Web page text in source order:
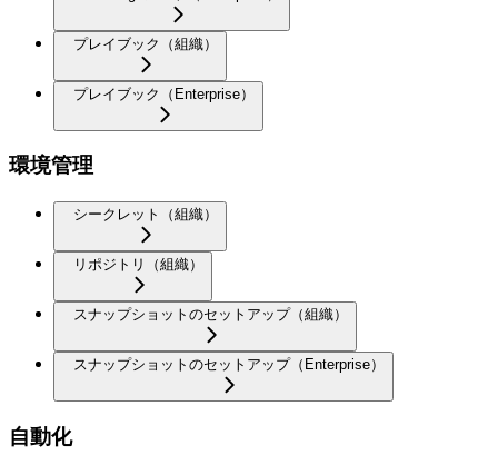
プレイブック（組織）
プレイブック（Enterprise）
環境管理
シークレット（組織）
リポジトリ（組織）
スナップショットのセットアップ（組織）
スナップショットのセットアップ（Enterprise）
自動化